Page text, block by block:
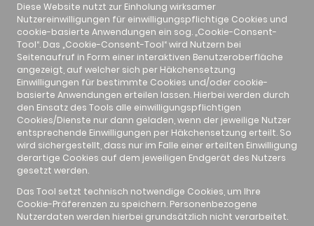
Diese Website nutzt zur Einholung wirksamer
Nutzereinwilligungen für einwilligungspflichtige Cookies und
cookie-basierte Anwendungen ein sog. „Cookie-Consent-
Tool“. Das „Cookie-Consent-Tool“ wird Nutzern bei
Seitenaufruf in Form einer interaktiven Benutzeroberfläche
angezeigt, auf welcher sich per Häkchensetzung
Einwilligungen für bestimmte Cookies und/oder cookie-
basierte Anwendungen erteilen lassen. Hierbei werden durch
den Einsatz des Tools alle einwilligungspflichtigen
Cookies/Dienste nur dann geladen, wenn der jeweilige Nutzer
entsprechende Einwilligungen per Häkchensetzung erteilt. So
wird sichergestellt, dass nur im Falle einer erteilten Einwilligung
derartige Cookies auf dem jeweiligen Endgerät des Nutzers
gesetzt werden.
Das Tool setzt technisch notwendige Cookies, um Ihre
Cookie-Präferenzen zu speichern. Personenbezogene
Nutzerdaten werden hierbei grundsätzlich nicht verarbeitet.